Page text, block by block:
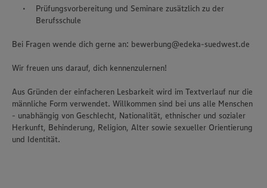
Prüfungsvorbereitung und Seminare zusätzlich zu der
Berufsschule
Bei Fragen wende dich gerne an: bewerbung@edeka-suedwest.de
Wir freuen uns darauf, dich kennenzulernen!
Aus Gründen der einfacheren Lesbarkeit wird im Textverlauf nur die
männliche Form verwendet. Willkommen sind bei uns alle Menschen
- unabhängig von Geschlecht, Nationalität, ethnischer und sozialer
Herkunft, Behinderung, Religion, Alter sowie sexueller Orientierung
und Identität.